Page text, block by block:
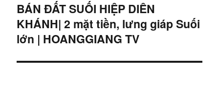
Bài
tiếp
theo:
BÁN ĐẤT SUỐI HIỆP DIÊN
KHÁNH| 2 mặt tiền, lưng giáp Suối
lớn | HOANGGIANG TV